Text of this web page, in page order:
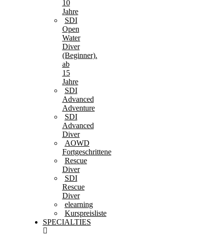
10
Jahre
SDI
Open
Water
Diver
(Beginner).
ab
15
Jahre
SDI
Advanced
Adventure
SDI
Advanced
Diver
AOWD
Fortgeschrittene
Rescue
Diver
SDI
Rescue
Diver
elearning
Kurspreisliste
SPECIALTIES